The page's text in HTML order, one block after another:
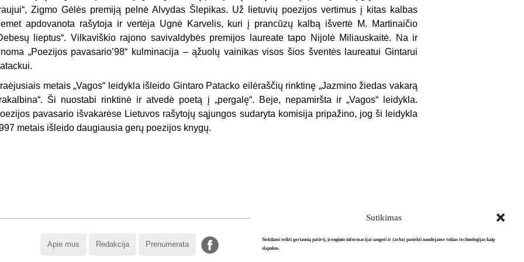
Sutikimas
Siekdami teikti geriausią patirtį, įrenginio informacijai saugoti ir (arba) pasiekti naudojame tokias technologijas kaip
slapukus.
Zigmo Gėlės premiją pelnė Alvydas Šlepikas. Už lietuvių poezijos vertimus į kitas kalbas
apdovanota rašytoja ir vertėja Ugnė Karvelis, kuri į prancūzų kalbą išvertė M. Martinaičio
lieptus“. Vilkaviškio rajono savivaldybės premijos laureate tapo Nijolė Miliauskaitė. Na ir
„Poezijos pavasario’98“ kulminacija – ąžuolų vainikas visos šios šventės laureatui Gintarui
metais „Vagos“ leidykla išleido Gintaro Patacko eilėraščių rinktinę „Jazmino žiedas vakarą
Ši nuostabi rinktinė ir atvedė poetą į „pergalę“. Beje, nepamiršta ir „Vagos“ leidykla.
pavasario išvakarėse Lietuvos rašytojų sąjungos sudaryta komisija pripažino, jog ši leidykla
metais išleido daugiausia gerų poezijos knygų.
Apie mus Redakcija Prenumerata